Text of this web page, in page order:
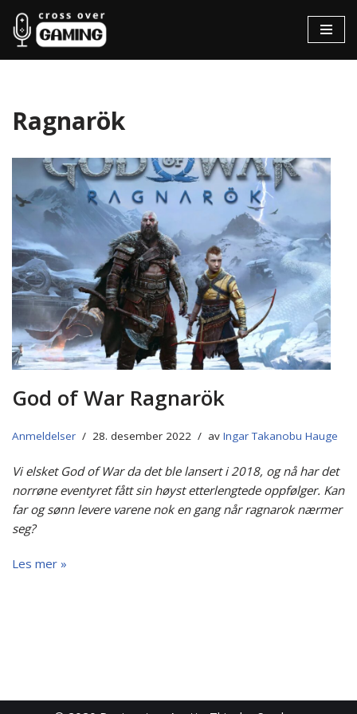
Hopp
til
Ragnarök
God of War Ragnarök
Anmeldelser 28. desember 2022 av Ingar Takanobu Hauge
Vi elsket God of War da det ble lansert i 2018, og nå har det
norrøne eventyret fått sin høyst etterlengtede oppfølger. Kan
far og sønn levere varene nok en gang når ragnarok nærmer
seg?
Les mer »